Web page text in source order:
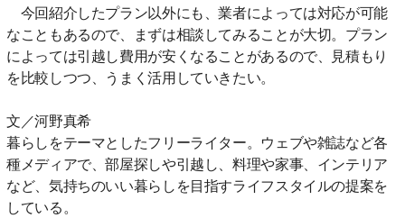
今回紹介したプラン以外にも、業者によっては対応が可能
なこともあるので、まずは相談してみることが大切。プラン
によっては引越し費用が安くなることがあるので、見積もり
を比較しつつ、うまく活用していきたい。
文／河野真希
暮らしをテーマとしたフリーライター。ウェブや雑誌など各
種メディアで、部屋探しや引越し、料理や家事、インテリア
など、気持ちのいい暮らしを目指すライフスタイルの提案を
している。